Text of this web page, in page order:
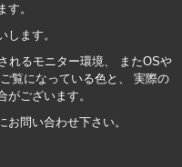
す。
します。
れるモニター環境、 またOSや
覧になっている色と、 実際の
ございます。
問い合わせ下さい。